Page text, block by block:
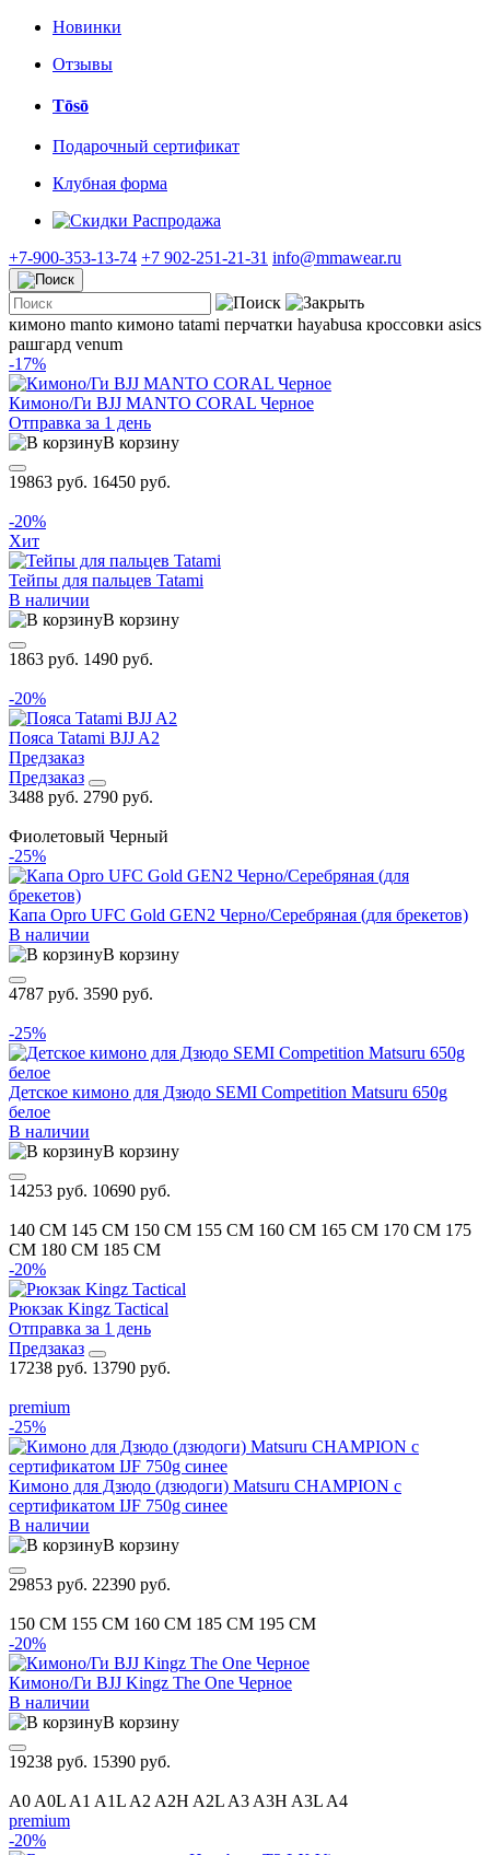
Новинки
Отзывы
Tōsō
Подарочный сертификат
Клубная форма
Распродажа
+7-900-353-13-74 +7 902-251-21-31 info@mmawear.ru
кимоно manto кимоно tatami перчатки hayabusa кроссовки asics
рашгард venum
-17%
Кимоно/Ги BJJ MANTO CORAL Черное
Отправка за 1 день
В корзину
19863 руб. 16450 руб.
-20%
Хит
Тейпы для пальцев Tatami
В наличии
В корзину
1863 руб. 1490 руб.
-20%
Пояса Tatami BJJ A2
Предзаказ
Предзаказ
3488 руб. 2790 руб.
Фиолетовый Черный
-25%
Капа Opro UFC Gold GEN2 Черно/Серебряная (для брекетов)
В наличии
В корзину
4787 руб. 3590 руб.
-25%
Детское кимоно для Дзюдо SEMI Competition Matsuru 650g
белое
В наличии
В корзину
14253 руб. 10690 руб.
140 CM 145 CM 150 CM 155 CM 160 CM 165 CM 170 CM 175
CM 180 CM 185 CM
-20%
Рюкзак Kingz Tactical
Отправка за 1 день
Предзаказ
17238 руб. 13790 руб.
premium
-25%
Кимоно для Дзюдо (дзюдоги) Matsuru CHAMPION с
сертификатом IJF 750g синее
В наличии
В корзину
29853 руб. 22390 руб.
150 CM 155 CM 160 CM 185 CM 195 CM
-20%
Кимоно/Ги BJJ Kingz The One Черное
В наличии
В корзину
19238 руб. 15390 руб.
A0 A0L A1 A1L A2 A2H A2L A3 A3H A3L A4
premium
-20%